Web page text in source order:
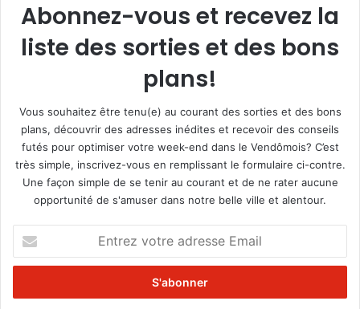
Abonnez-vous et recevez la
liste des sorties et des bons
plans!
Vous souhaitez être tenu(e) au courant des sorties et des bons
plans, découvrir des adresses inédites et recevoir des conseils
futés pour optimiser votre week-end dans le Vendômois? C’est
très simple, inscrivez-vous en remplissant le formulaire ci-contre.
Une façon simple de se tenir au courant et de ne rater aucune
opportunité de s'amuser dans notre belle ville et alentour.
t
e